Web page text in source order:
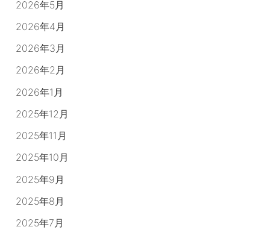
2026年5月
2026年4月
2026年3月
2026年2月
2026年1月
2025年12月
2025年11月
2025年10月
2025年9月
2025年8月
2025年7月